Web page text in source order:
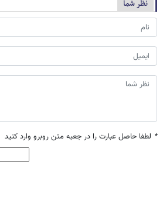
نظر شما
* لطفا حاصل عبارت را در جعبه متن روبرو وارد کنید